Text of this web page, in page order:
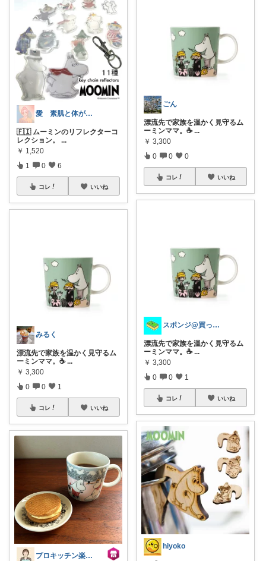
愛 素肌と体が喜ぶ◎ナチュラルな選択★
🇫🇮 ムーミンのリフレクターコ
レクション。
...
￥ 1,520
1 0 6
コレ いいね
みるく
漂流先で家族を温かく見守るム
ーミンママ。☕ ...
￥ 3,300
0 0 1
コレ いいね
プロキッチン楽天店 スタッフ石田
ごん
漂流先で家族を温かく見守るム
ーミンママ。☕ ...
￥ 3,300
0 0 0
コレ いいね
スポンジ@買ってくれてありがとう！
漂流先で家族を温かく見守るム
ーミンママ。☕ ...
￥ 3,300
0 0 1
コレ いいね
hiyoko